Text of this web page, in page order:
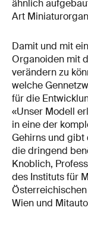
ähnlich
Art
Damit und mit
Organoiden mit
verändern zu
welche
für die
«Unser Modell
in eine der
Gehirns und gibt
die dringend
Knoblich,
des Instituts für
Wien und